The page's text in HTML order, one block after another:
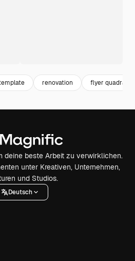
renovation flyer
deine beste Arbeit zu verwirklichen.
unter Kreativen, Unternehmen,
und Studios.
Deutsch